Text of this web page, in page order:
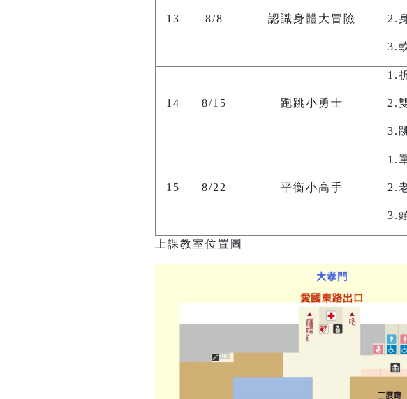
13 8/8 認識身體大冒險 2.
3.
14 8/15 跑跳小勇士
1.
2.
3.
15 8/22 平衡小高手
1.
2.
3.
上課教室位置圖